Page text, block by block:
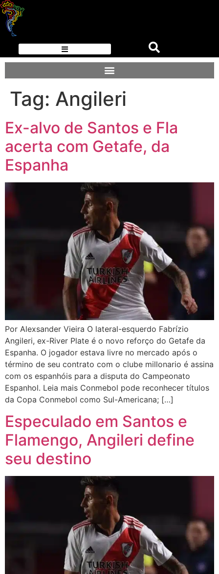
Tag: Angileri
Ex-alvo de Santos e Fla
acerta com Getafe, da
Espanha
Por Alexsander Vieira O lateral-esquerdo Fabrízio
Angileri, ex-River Plate é o novo reforço do Getafe da
Espanha. O jogador estava livre no mercado após o
término de seu contrato com o clube millonario é assina
com os espanhóis para a disputa do Campeonato
Espanhol. Leia mais Conmebol pode reconhecer títulos
da Copa Conmebol como Sul-Americana; […]
Especulado em Santos e
Flamengo, Angileri define
seu destino